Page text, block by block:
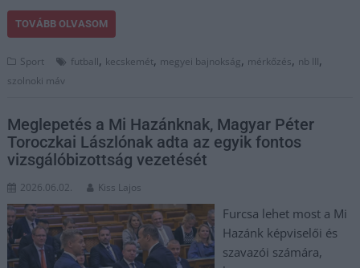
TOVÁBB OLVASOM
Sport futball, kecskemét, megyei bajnokság, mérkőzés, nb III,
szolnoki máv
Meglepetés a Mi Hazánknak, Magyar Péter
Toroczkai Lászlónak adta az egyik fontos
vizsgálóbizottság vezetését
2026.06.02. Kiss Lajos
Furcsa lehet most a Mi
Hazánk képviselői és
szavazói számára,